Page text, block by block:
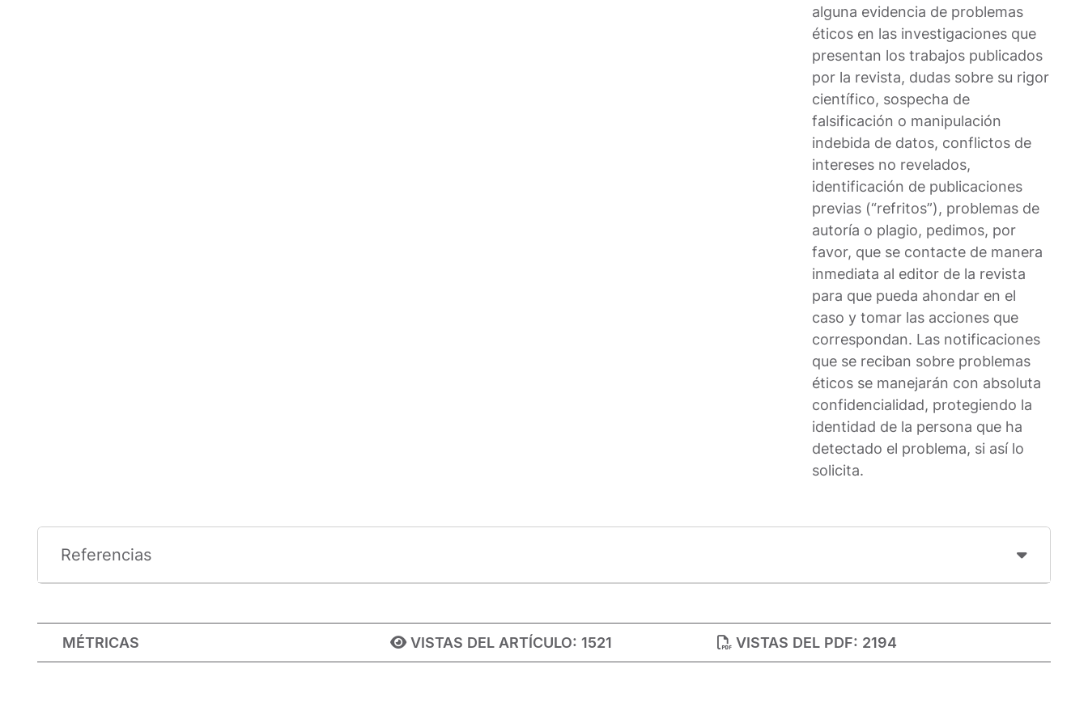
alguna evidencia de problemas
éticos en las investigaciones que
presentan los trabajos publicados
por la revista, dudas sobre su rigor
científico, sospecha de
falsificación o manipulación
indebida de datos, conflictos de
intereses no revelados,
identificación de publicaciones
previas (“refritos”), problemas de
autoría o plagio, pedimos, por
favor, que se contacte de manera
inmediata al editor de la revista
para que pueda ahondar en el
caso y tomar las acciones que
correspondan. Las notificaciones
que se reciban sobre problemas
éticos se manejarán con absoluta
confidencialidad, protegiendo la
identidad de la persona que ha
detectado el problema, si así lo
solicita.
Referencias
MÉTRICAS VISTAS DEL ARTÍCULO: 1521 VISTAS DEL PDF: 2194